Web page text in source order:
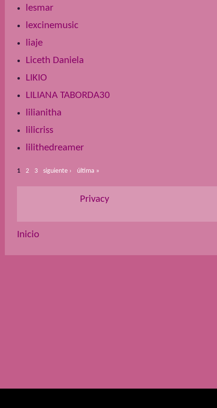
lesmar
lexcinemusic
liaje
Liceth Daniela
LIKIO
LILIANA TABORDA30
lilianitha
lilicriss
lilithedreamer
1 2 3 siguiente › última »
Privacy
Inicio